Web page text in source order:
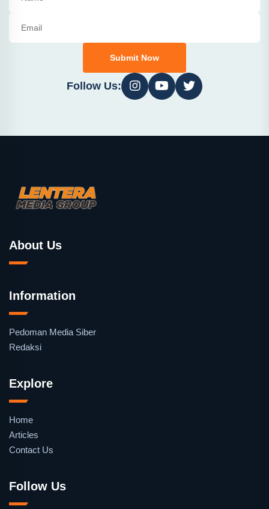
Submit Now
Follow Us:
About Us
Information
Pedoman Media Siber
Redaksi
Explore
Home
Articles
Contact Us
Follow Us